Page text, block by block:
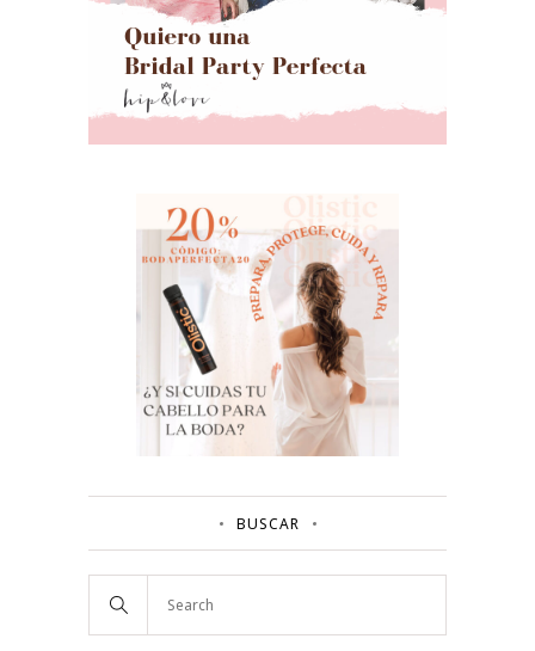
BUSCAR